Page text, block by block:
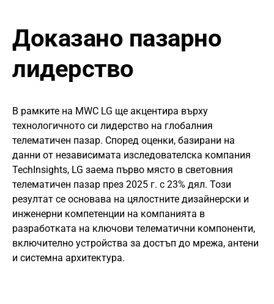
Доказано пазарно
лидерство
В рамките на MWC LG ще акцентира върху
технологичното си лидерство на глобалния
телематичен пазар. Според оценки, базирани на
данни от независимата изследователска компания
TechInsights, LG заема първо място в световния
телематичен пазар през 2025 г. с 23% дял. Този
резултат се основава на цялостните дизайнерски и
инженерни компетенции на компанията в
разработката на ключови телематични компоненти,
включително устройства за достъп до мрежа, антени
и системна архитектура.